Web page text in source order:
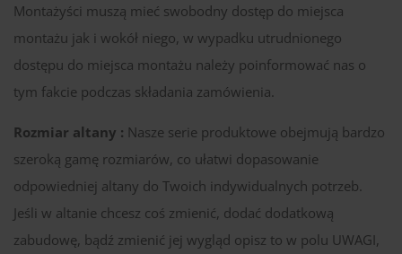
Montażyści muszą mieć swobodny dostęp do miejsca
montażu jak i wokół niego, w wypadku utrudnionego
dostępu do miejsca montażu należy poinformować nas o
tym fakcie podczas składania zamówienia.
Rozmiar altany : Nasze serie produktowe obejmują bardzo
szeroką gamę rozmiarów, co ułatwi dopasowanie
odpowiedniej altany do Twoich indywidualnych potrzeb.
Jeśli w altanie chcesz coś zmienić, dodać dodatkową
zabudowę, bądź zmienić jej wygląd opisz to w polu UWAGI,